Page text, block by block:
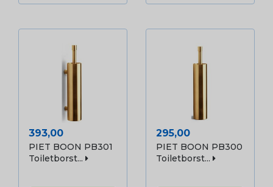
Prijs
393,00
PIET BOON PB301
Toiletborst...
Prijs
295,00
PIET BOON PB300
Toiletborst...